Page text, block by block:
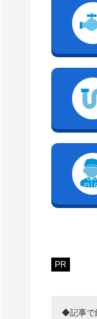
PR
◆記事で